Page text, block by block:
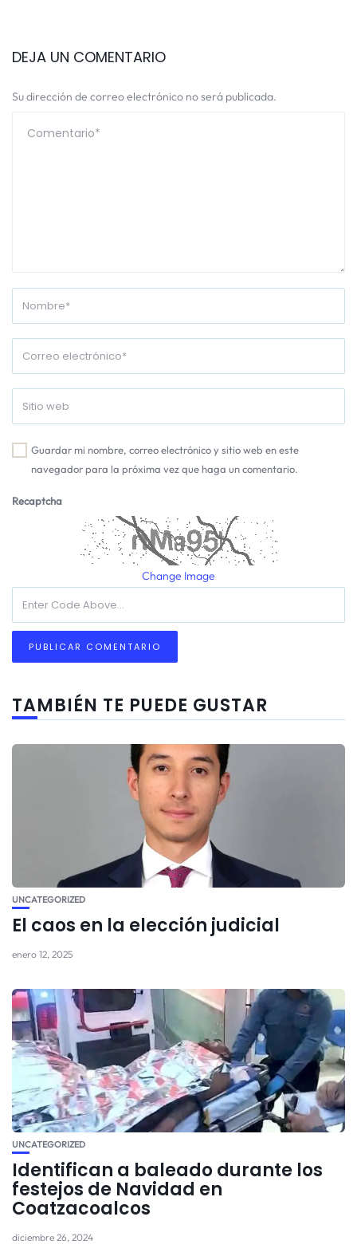
DEJA UN COMENTARIO
Su dirección de correo electrónico no será publicada.
Guardar mi nombre, correo electrónico y sitio web en este
navegador para la próxima vez que haga un comentario.
Recaptcha
Change Image
TAMBIÉN TE PUEDE GUSTAR
UNCATEGORIZED
El caos en la elección judicial
enero 12, 2025
UNCATEGORIZED
Identifican a baleado durante los
festejos de Navidad en
Coatzacoalcos
diciembre 26, 2024